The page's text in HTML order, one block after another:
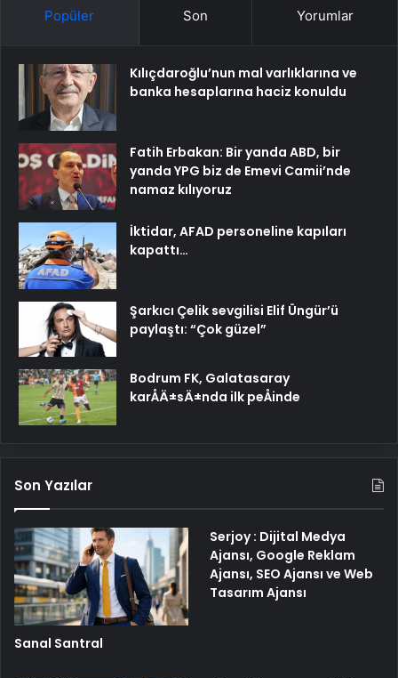
Popüler Son Yorumlar
Kılıçdaroğlu’nun mal varlıklarına ve
banka hesaplarına haciz konuldu
Fatih Erbakan: Bir yanda ABD, bir
yanda YPG biz de Emevi Camii’nde
namaz kılıyoruz
İktidar, AFAD personeline kapıları
kapattı…
Şarkıcı Çelik sevgilisi Elif Üngür’ü
paylaştı: “Çok güzel”
Bodrum FK, Galatasaray
karÅÄ±sÄ±nda ilk peÅinde
Son Yazılar
Sanal Santral
Serjoy : Dijital Medya
Ajansı, Google Reklam
Ajansı, SEO Ajansı ve Web
Tasarım Ajansı